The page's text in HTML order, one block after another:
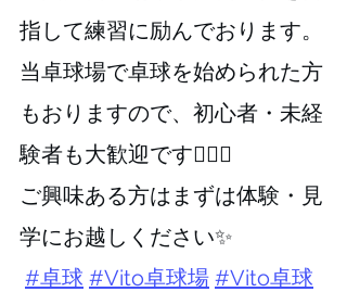
指して練習に励んでおります。
当卓球場で卓球を始められた方
もおりますので、初心者・未経
験者も大歓迎です🙆🏻‍♀️
ご興味ある方はまずは体験・見
学にお越しください✨
#卓球 #Vito卓球場 #Vito卓球